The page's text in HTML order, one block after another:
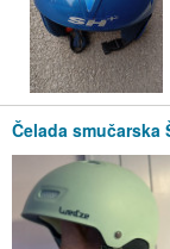
Čelada smučarska